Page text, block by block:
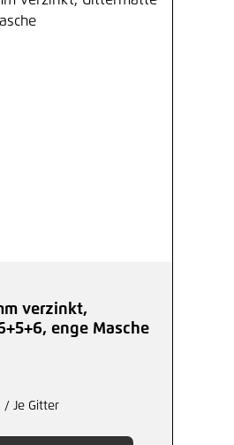
verzinkt,
enge Masche
/ Je Gitter